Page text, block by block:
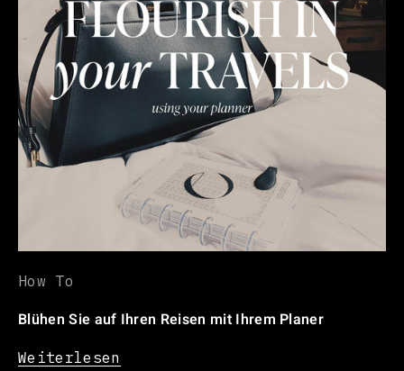
How To
Blühen Sie auf Ihren Reisen mit Ihrem Planer
Weiterlesen